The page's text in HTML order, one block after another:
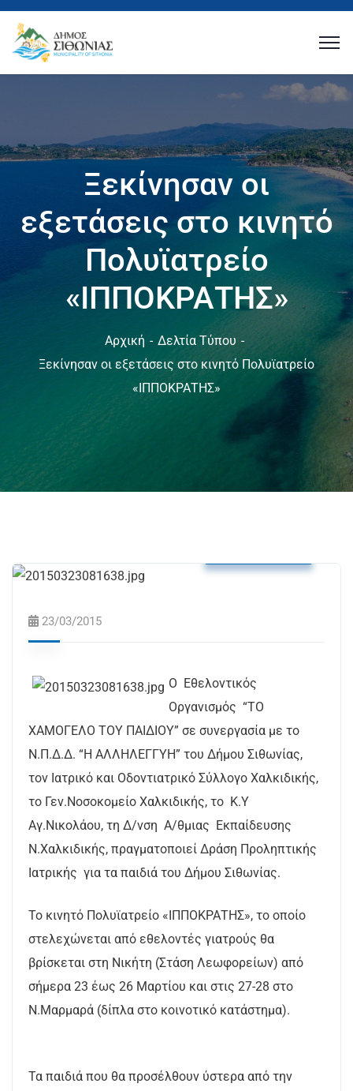
Ξεκίνησαν οι
εξετάσεις στο κινητό
Πολυϊατρείο
«ΙΠΠΟΚΡΑΤΗΣ»
Αρχική
Δελτία Τύπου
Ξεκίνησαν οι εξετάσεις στο κινητό Πολυϊατρείο
«ΙΠΠΟΚΡΑΤΗΣ»
23/03/2015
Ο Εθελοντικός
Οργανισμός “ΤΟ
ΧΑΜΟΓΕΛΟ ΤΟΥ ΠΑΙΔΙΟΥ” σε συνεργασία με το
Ν.Π.Δ.Δ. “Η ΑΛΛΗΛΕΓΓΥΗ” του Δήμου Σιθωνίας,
τον Ιατρικό και Οδοντιατρικό Σύλλογο Χαλκιδικής,
το Γεν.Νοσοκομείο Χαλκιδικής, το Κ.Υ
Αγ.Νικολάου, τη Δ/νση Α/θμιας Εκπαίδευσης
Ν.Χαλκιδικής, πραγματοποιεί Δράση Προληπτικής
Ιατρικής για τα παιδιά του Δήμου Σιθωνίας.
Το κινητό Πολυϊατρείο «ΙΠΠΟΚΡΑΤΗΣ», το οποίο
στελεχώνεται από εθελοντές γιατρούς θα
βρίσκεται στη Νικήτη (Στάση Λεωφορείων) από
σήμερα 23 έως 26 Μαρτίου και στις 27-28 στο
Ν.Μαρμαρά (δίπλα στο κοινοτικό κατάστημα).
Τα παιδιά που θα προσέλθουν ύστερα από την